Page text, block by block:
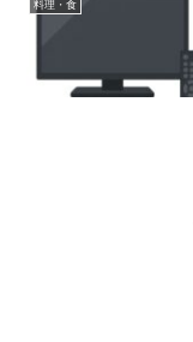
料理・食